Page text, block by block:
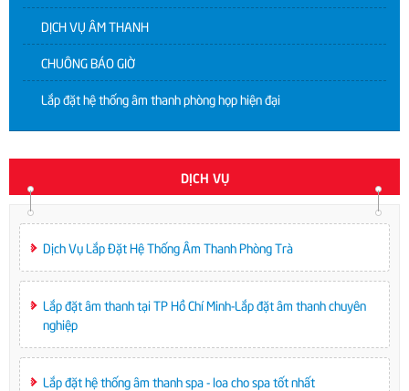
DỊCH VỤ ÂM THANH
CHUÔNG BÁO GIỜ
Lắp đặt hệ thống âm thanh phòng họp hiện đại
DỊCH VỤ
Dịch Vụ Lắp Đặt Hệ Thống Âm Thanh Phòng Trà
Lắp đặt âm thanh tại TP Hồ Chí Minh-Lắp đặt âm thanh chuyên
nghiệp
Lắp đặt hệ thống âm thanh spa - loa cho spa tốt nhất